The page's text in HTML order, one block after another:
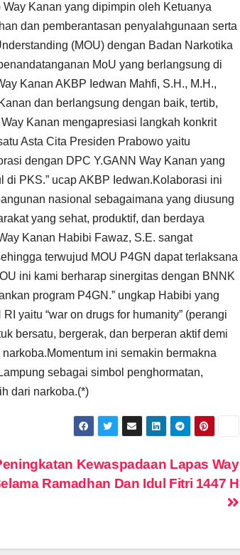
Kanan yang dipimpin oleh Ketuanya
dan pemberantasan penyalahgunaan serta
(MOU) dengan Badan Narkotika
MoU yang berlangsung di
Kanan AKBP Iedwan Mahfi, S.H., M.H.,
dan berlangsung dengan baik, tertib,
Kanan mengapresiasi langkah konkrit
Asta Cita Presiden Prabowo yaitu
dengan DPC Y.GANN Way Kanan yang
PKS.” ucap AKBP Iedwan.Kolaborasi ini
nasional sebagaimana yang diusung
yang sehat, produktif, dan berdaya
Kanan Habibi Fawaz, S.E. sangat
terwujud MOU P4GN dapat terlaksana
ini kami berharap sinergitas dengan BNNK
program P4GN.” ungkap Habibi yang
yaitu “war on drugs for humanity” (perangi
bersatu, bergerak, dan berperan aktif demi
ini semakin bermakna
sebagai simbol penghormatan,
dari narkoba.(*)
Kewaspadaan Lapas Way
Ramadhan Dan Idul Fitri 1447 H